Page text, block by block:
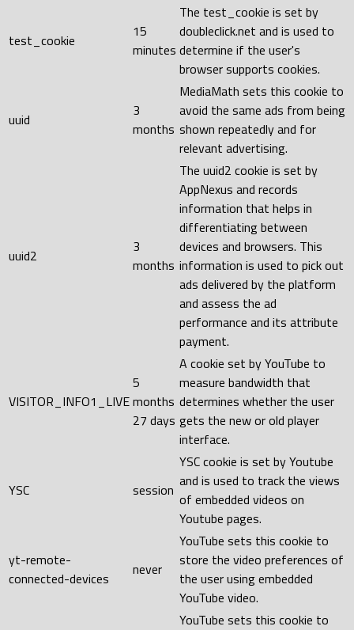
test_cookie
15
minutes
The test_cookie is set by
doubleclick.net and is used to
determine if the user's
browser supports cookies.
uuid
3
months
MediaMath sets this cookie to
avoid the same ads from being
shown repeatedly and for
relevant advertising.
uuid2
3
months
The uuid2 cookie is set by
AppNexus and records
information that helps in
differentiating between
devices and browsers. This
information is used to pick out
ads delivered by the platform
and assess the ad
performance and its attribute
payment.
VISITOR_INFO1_LIVE
5
months
27 days
A cookie set by YouTube to
measure bandwidth that
determines whether the user
gets the new or old player
interface.
YSC session
YSC cookie is set by Youtube
and is used to track the views
of embedded videos on
Youtube pages.
yt-remote-
connected-devices
never
YouTube sets this cookie to
store the video preferences of
the user using embedded
YouTube video.
YouTube sets this cookie to